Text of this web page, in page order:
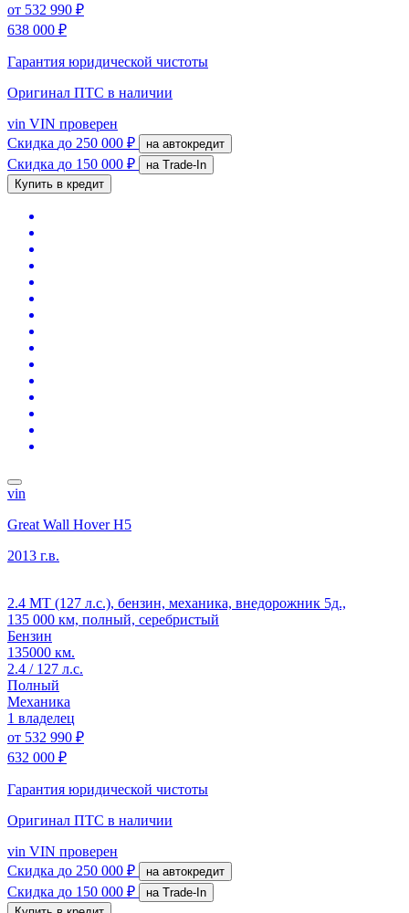
от 532 990 ₽
638 000 ₽
Гарантия юридической чистоты
Оригинал ПТС в наличии
vin VIN проверен
Скидка до 250 000 ₽ на автокредит
Скидка до 150 000 ₽
на Trade-In
Купить в кредит
vin
Great Wall Hover H5
2013 г.в.
2.4 MT (127 л.с.), бензин, механика, внедорожник 5д.,
135 000 км, полный, серебристый
Бензин
135000 км.
2.4 / 127 л.с.
Полный
Механика
1 владелец
от 532 990 ₽
632 000 ₽
Гарантия юридической чистоты
Оригинал ПТС в наличии
vin VIN проверен
Скидка до 250 000 ₽ на автокредит
Скидка до 150 000 ₽
на Trade-In